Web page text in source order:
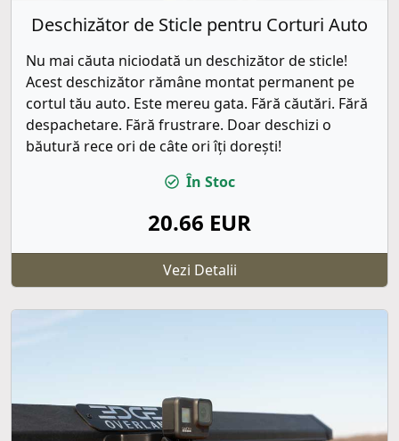
Deschizător de Sticle pentru Corturi Auto
Nu mai căuta niciodată un deschizător de sticle!
Acest deschizător rămâne montat permanent pe
cortul tău auto. Este mereu gata. Fără căutări. Fără
despachetare. Fără frustrare. Doar deschizi o
băutură rece ori de câte ori îți dorești!
În Stoc
20.66 EUR
Vezi Detalii